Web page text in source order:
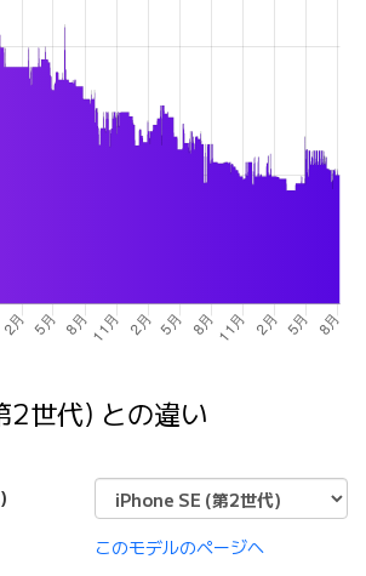
2世代) との違い
このモデルのページへ